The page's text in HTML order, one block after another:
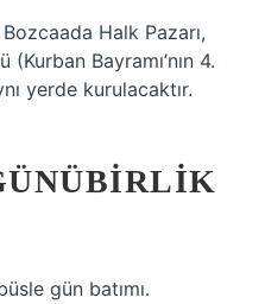
Halk Pazarı,
Bayramı’nın 4.
yerde kurulacaktır.
gün batımı.